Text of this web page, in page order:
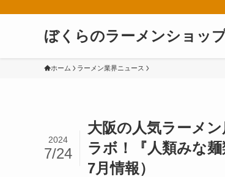
ぼくらのラーメンショッ
ホーム ラーメン業界ニュース
大阪の人気ラーメ
ラボ！『人類みな
7月情報）
2024
7/24